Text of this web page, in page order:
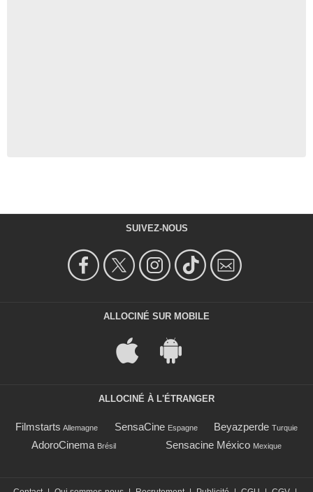
SUIVEZ-NOUS
ALLOCINÉ SUR MOBILE
ALLOCINÉ À L'ÉTRANGER
Filmstarts Allemagne SensaCine Espagne Beyazperde Turquie
AdoroCinema Brésil Sensacine México Mexique